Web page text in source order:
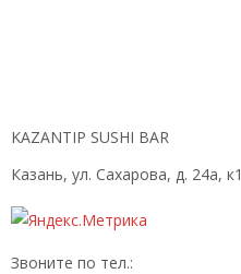
KAZANTIP SUSHI BAR
Казань, ул. Сахарова, д. 24а, к1
Звоните по тел.: